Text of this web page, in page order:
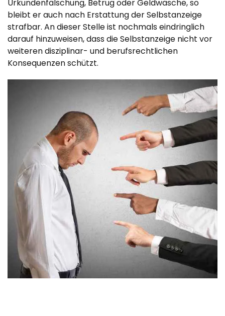
Urkundenfälschung, Betrug oder Geldwäsche, so
bleibt er auch nach Erstattung der Selbstanzeige
strafbar. An dieser Stelle ist nochmals eindringlich
darauf hinzuweisen, dass die Selbstanzeige nicht vor
weiteren disziplinar- und berufsrechtlichen
Konsequenzen schützt.